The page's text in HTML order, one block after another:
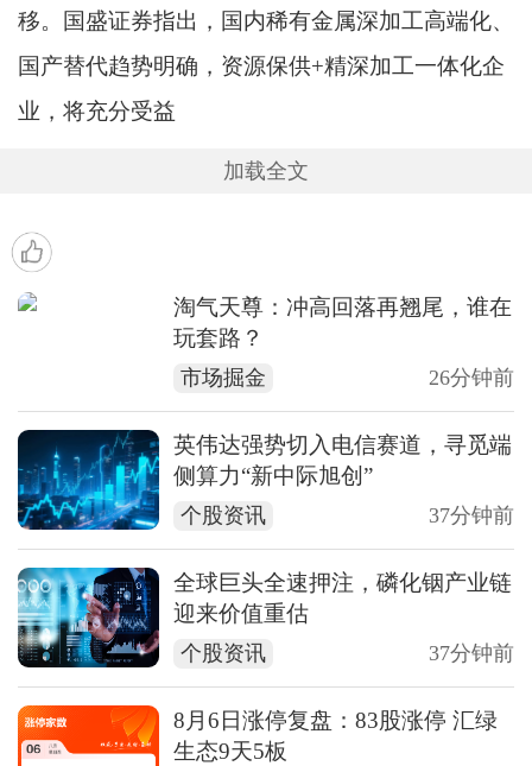
移。国盛证券指出，国内稀有金属深加工高端化、
国产替代趋势明确，资源保供+精深加工一体化企
业，将充分受益
加载全文
淘气天尊：冲高回落再翘尾，谁在
玩套路？
市场掘金 26分钟前
英伟达强势切入电信赛道，寻觅端
侧算力“新中际旭创”
个股资讯 37分钟前
全球巨头全速押注，磷化铟产业链
迎来价值重估
个股资讯 37分钟前
8月6日涨停复盘：83股涨停 汇绿
生态9天5板